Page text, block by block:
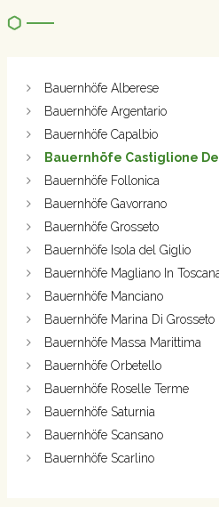
Bauernhöfe Alberese
Bauernhöfe Argentario
Bauernhöfe Capalbio
Bauernhöfe Castiglione
Bauernhöfe Follonica
Bauernhöfe Gavorrano
Bauernhöfe Grosseto
Bauernhöfe Isola del Giglio
Bauernhöfe Magliano In
Bauernhöfe Manciano
Bauernhöfe Marina Di Grosseto
Bauernhöfe Massa Marittima
Bauernhöfe Orbetello
Bauernhöfe Roselle Terme
Bauernhöfe Saturnia
Bauernhöfe Scansano
Bauernhöfe Scarlino